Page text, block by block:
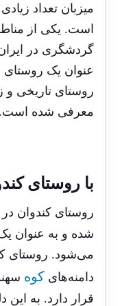
میزبان تعداد
است. یکی از
گردشگری در
عنوان یک
روستای تاریخی و
معرفی شده است.
با روستای
روستای کندوان در
شده و به عنوان
می‌شود. روستای
دامنه‌هایکوه
قرار دارد. به این